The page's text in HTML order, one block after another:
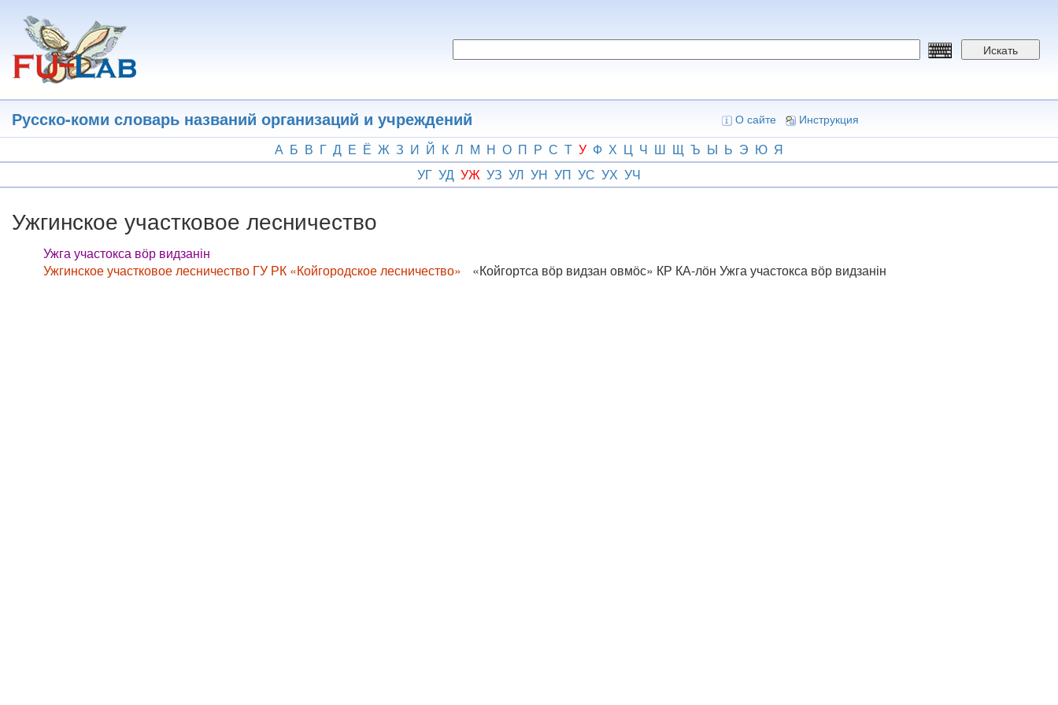
основному
содержанию
Искать
Русско-коми словарь названий организаций и учреждений О сайте Инструкция
А Б В Г Д Е Ё Ж З И Й К Л М Н О П Р С Т У Ф Х Ц Ч Ш Щ Ъ Ы Ь Э Ю Я
УГ УД УЖ УЗ УЛ УН УП УС УХ УЧ
Ужгинское участковое лесничество
Ужга участокса вӧр видзанін
Ужгинское участковое лесничество ГУ РК «Койгородское лесничество»
«Койгортса вӧр видзан овмӧс» КР КА-лӧн Ужга участокса вӧр видзанін